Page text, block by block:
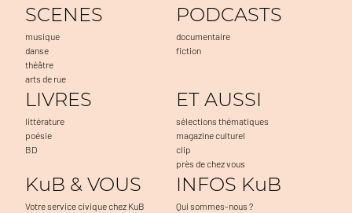
SCENES
musique
danse
théâtre
arts de rue
PODCASTS
documentaire
fiction
LIVRES
littérature
poésie
BD
ET AUSSI
sélections thématiques
magazine culturel
clip
près de chez vous
KuB & VOUS
Votre service civique chez KuB
INFOS KuB
Qui sommes-nous ?